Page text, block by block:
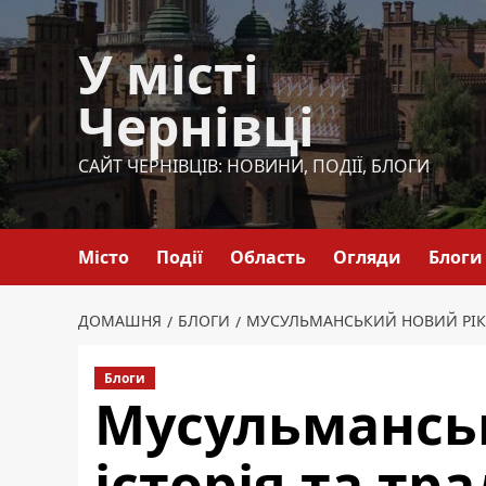
Перейти
до
вмісту
У місті
Чернівці
САЙТ ЧЕРНІВЦІВ: НОВИНИ, ПОДІЇ, БЛОГИ
Місто Події Область Огляди Блоги
ДОМАШНЯ БЛОГИ МУСУЛЬМАНСЬКИЙ НОВИЙ РІК:
Блоги